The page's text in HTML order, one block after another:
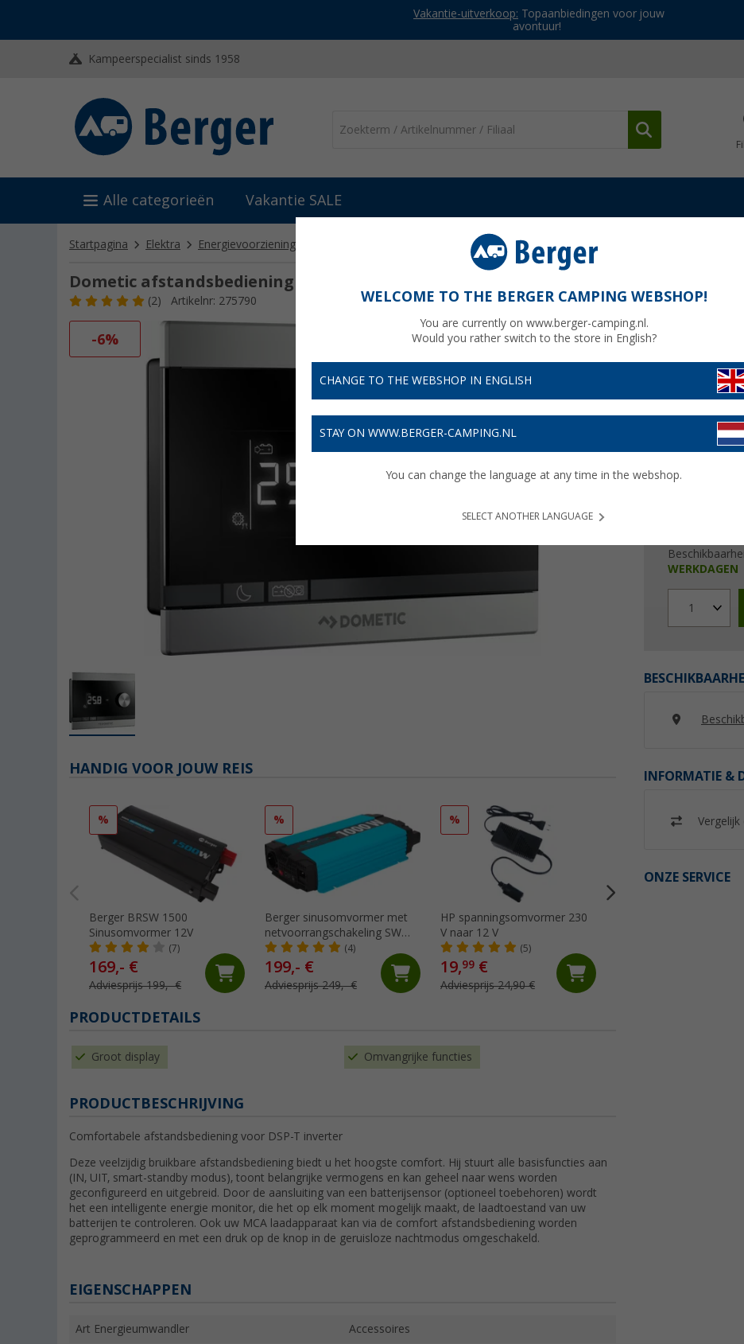
Vakantie-uitverkoop: Topaanbiedingen voor jouw
avontuur!
Kampeerspecialist sinds 1958
Alle categorieën Vakantie SALE
Startpagina Elektra Energievoorziening Omvormers & besturingselementen Dometic afstandsbediening SinePower DSP-
Dometic afstandsbediening SinePower DSP-EM
(2) Artikelnr: 275790
-6%
€
Prijzen incl. BTW
4,35€ met de
WERKDAGEN
1
INFORMATIE &
Vergelijk
ONZE SERVICE
HANDIG VOOR JOUW REIS
%
Berger BRSW 1500
Sinusomvormer 12V
(7)
169,- €
Adviesprijs 199,- €
%
Berger sinusomvormer met
netvoorrangschakeling SW
1000
(4)
199,- €
Adviesprijs 249,- €
%
HP spanningsomvormer 230
V naar 12 V
(5)
19,99 €
Adviesprijs 24,90 €
PRODUCTDETAILS
Groot display Omvangrijke functies
PRODUCTBESCHRIJVING
Comfortabele afstandsbediening voor DSP-T inverter
Deze veelzijdig bruikbare afstandsbediening biedt u het hoogste comfort. Hij stuurt alle basisfuncties aan
(IN, UIT, smart-standby modus), toont belangrijke vermogens en kan geheel naar wens worden
geconfigureerd en uitgebreid. Door de aansluiting van een batterijsensor (optioneel toebehoren) wordt
het een intelligente energie monitor, die het op elk moment mogelijk maakt, de laadtoestand van uw
batterijen te controleren. Ook uw MCA laadapparaat kan via de comfort afstandsbediening worden
geprogrammeerd en met een druk op de knop in de geruisloze nachtmodus omgeschakeld.
EIGENSCHAPPEN
Art Energieumwandler Accessoires
WELCOME TO THE BERGER CAMPING WEBSHOP!
You are currently on www.berger-camping.nl.
Would you rather switch to the store in English?
CHANGE TO THE WEBSHOP IN ENGLISH
STAY ON WWW.BERGER-CAMPING.NL
You can change the language at any time in the webshop.
SELECT ANOTHER LANGUAGE